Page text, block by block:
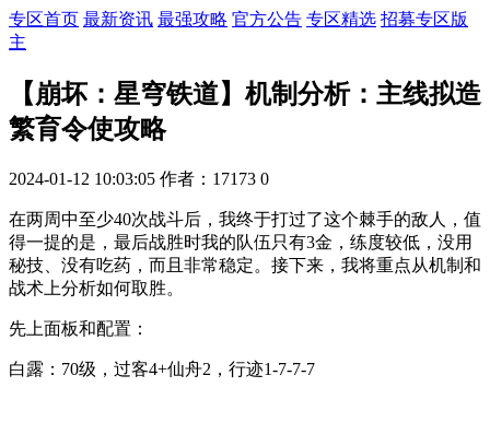
专区首页 最新资讯 最强攻略 官方公告 专区精选 招募专区版
主
【崩坏：星穹铁道】机制分析：主线拟造
繁育令使攻略
2024-01-12 10:03:05 作者：17173 0
在两周中至少40次战斗后，我终于打过了这个棘手的敌人，值
得一提的是，最后战胜时我的队伍只有3金，练度较低，没用
秘技、没有吃药，而且非常稳定。接下来，我将重点从机制和
战术上分析如何取胜。
先上面板和配置：
白露：70级，过客4+仙舟2，行迹1-7-7-7